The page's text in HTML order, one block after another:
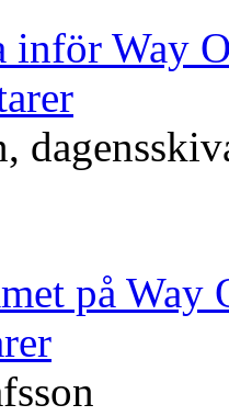
inför Way
på Way